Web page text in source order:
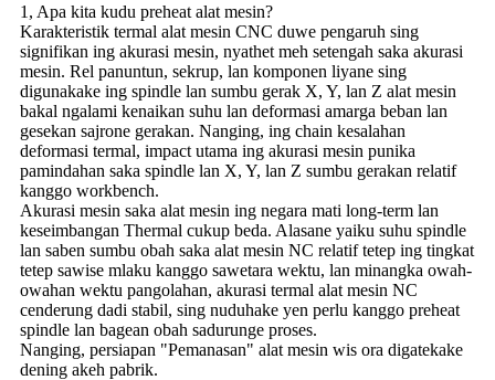
1, Apa kita kudu preheat alat mesin?
Karakteristik termal alat mesin CNC duwe pengaruh sing
signifikan ing akurasi mesin, nyathet meh setengah saka akurasi
mesin. Rel panuntun, sekrup, lan komponen liyane sing
digunakake ing spindle lan sumbu gerak X, Y, lan Z alat mesin
bakal ngalami kenaikan suhu lan deformasi amarga beban lan
gesekan sajrone gerakan. Nanging, ing chain kesalahan
deformasi termal, impact utama ing akurasi mesin punika
pamindahan saka spindle lan X, Y, lan Z sumbu gerakan relatif
kanggo workbench.
Akurasi mesin saka alat mesin ing negara mati long-term lan
keseimbangan Thermal cukup beda. Alasane yaiku suhu spindle
lan saben sumbu obah saka alat mesin NC relatif tetep ing tingkat
tetep sawise mlaku kanggo sawetara wektu, lan minangka owah-
owahan wektu pangolahan, akurasi termal alat mesin NC
cenderung dadi stabil, sing nuduhake yen perlu kanggo preheat
spindle lan bagean obah sadurunge proses.
Nanging, persiapan "Pemanasan" alat mesin wis ora digatekake
dening akeh pabrik.